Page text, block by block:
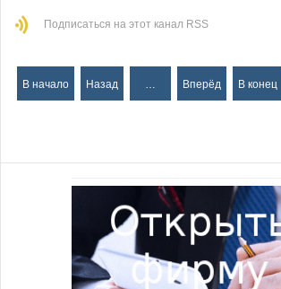
Подписаться на этот канал RSS
В начало Назад Вперёд В конец